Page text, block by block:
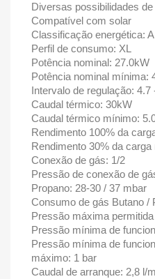
Diversas possibilidades
Compatível com solar
Classificação energética: A
Perfil de consumo: XL
Potência nominal: 27.0kW
Potência nominal mínima:
Intervalo de regulação: 4.7
Caudal térmico: 30kW
Caudal térmico mínimo:
Rendimento 100% da
Rendimento 30% da carga
Conexão de gás: 1/2
Pressão de conexão de
Propano: 28-30 / 37 mbar
Consumo de gás Butano /
Pressão máxima
Pressão mínima de
Pressão mínima de
máximo: 1 bar
Caudal de arranque: 2,8 l/